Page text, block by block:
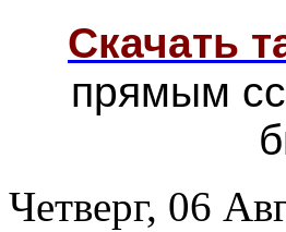
Скачать
прямым
Четверг, 06